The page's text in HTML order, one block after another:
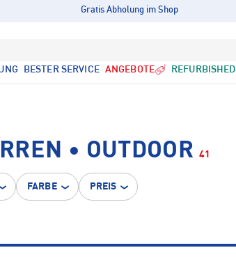
Gratis Abholung im Shop
BESTER SERVICE ANGEBOTE REFURBISHED
• OUTDOOR 41
FARBE PREIS